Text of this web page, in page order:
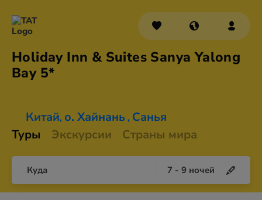
Holiday Inn & Suites Sanya Yalong
Bay 5*
Китай, о. Хайнань , Санья
Туры
Экскурсии Страны мира
Куда 7 - 9 ночей